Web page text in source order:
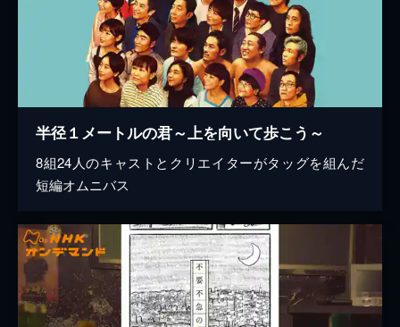
半径１メートルの君～上を向いて歩こう～
8組24人のキャストとクリエイターがタッグを組んだ
短編オムニバス